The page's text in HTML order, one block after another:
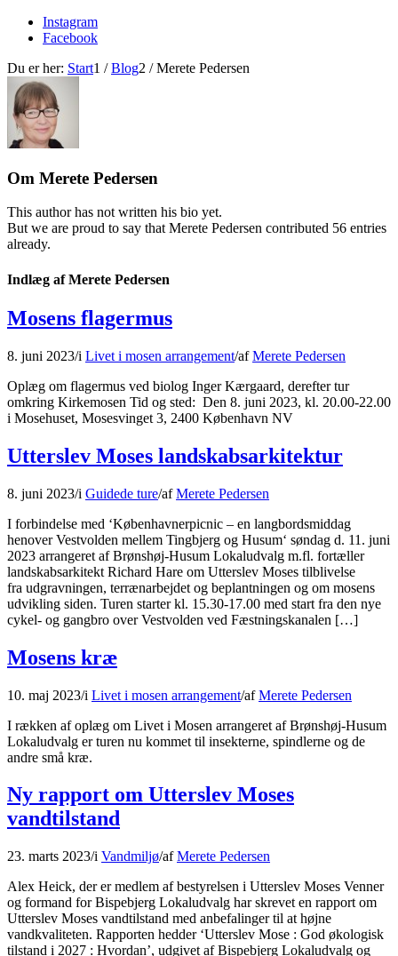
Instagram
Facebook
Du er her: Start1 / Blog2 / Merete Pedersen
Om Merete Pedersen
This author has not written his bio yet.
But we are proud to say thatMerete Pedersen contributed 56 entries
already.
Indlæg af Merete Pedersen
Mosens flagermus
8. juni 2023/i Livet i mosen arrangement/afMerete Pedersen
Oplæg om flagermus ved biolog Inger Kærgaard, derefter tur
omkring Kirkemosen Tid og sted: Den 8. juni 2023, kl. 20.00-22.00
i Mosehuset, Mosesvinget 3, 2400 København NV
Utterslev Moses landskabsarkitektur
8. juni 2023/i Guidede ture/afMerete Pedersen
I forbindelse med ‘Københavnerpicnic – en langbordsmiddag
henover Vestvolden mellem Tingbjerg og Husum‘ søndag d. 11. juni
2023 arrangeret af Brønshøj-Husum Lokaludvalg m.fl. fortæller
landskabsarkitekt Richard Hare om Utterslev Moses tilblivelse
fra udgravningen, terrænarbejdet og beplantningen og om mosens
udvikling siden. Turen starter kl. 15.30-17.00 med start fra den nye
cykel- og gangbro over Vestvolden ved Fæstningskanalen […]
Mosens kræ
10. maj 2023/i Livet i mosen arrangement/afMerete Pedersen
I rækken af oplæg om Livet i Mosen arrangeret af Brønshøj-Husum
Lokaludvalg er turen nu kommet til insekterne, spindlerne og de
andre små kræ.
Ny rapport om Utterslev Moses
vandtilstand
23. marts 2023/i Vandmiljø/afMerete Pedersen
Alex Heick, der er medlem af bestyrelsen i Utterslev Moses Venner
og formand for Bispebjerg Lokaludvalg har skrevet en rapport om
Utterslev Moses vandtilstand med anbefalinger til at højne
vandkvaliteten. Rapporten hedder ‘Utterslev Mose : God økologisk
tilstand i 2027 : Hvordan’, udgivet af Bispebjerg Lokaludvalg og